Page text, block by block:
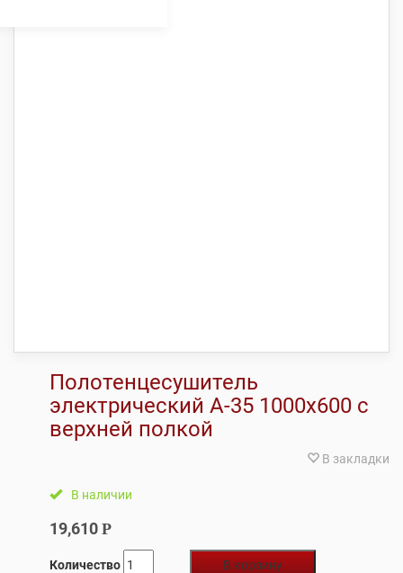
Полотенцесушитель
электрический А-35 1000х600 с
верхней полкой
В закладки
В наличии
19,610 Р
Количество
В корзину